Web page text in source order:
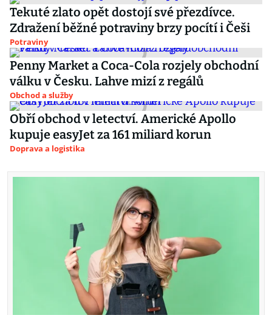
Tekuté zlato opět dostojí své přezdívce.
Zdražení běžné potraviny brzy pocítí i Češi
Potraviny
Penny Market a Coca-Cola rozjely obchodní
válku v Česku. Lahve mizí z regálů
Obchod a služby
Obří obchod v letectví. Americké Apollo
kupuje easyJet za 161 miliard korun
Doprava a logistika